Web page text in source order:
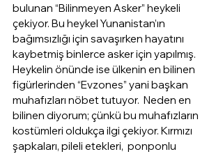
bulunan “Bilinmeyen Asker” heykeli
çekiyor. Bu heykel Yunanistan’ın
bağımsızlığı için savaşırken hayatını
kaybetmiş binlerce asker için yapılmış.
Heykelin önünde ise ülkenin en bilinen
figürlerinden “Evzones” yani başkan
muhafızları nöbet tutuyor.  Neden en
bilinen diyorum; çünkü bu muhafızların
kostümleri oldukça ilgi çekiyor. Kırmızı
şapkaları, pileli etekleri,  ponponlu